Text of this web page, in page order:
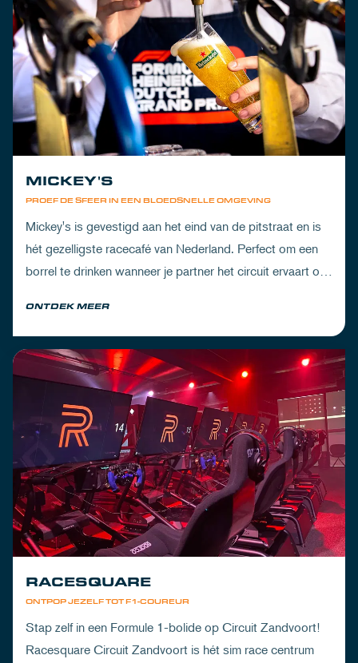
PROEF DE SFEER IN EEN BLOEDSNELLE OMGEVING
MICKEY'S
Mickey's is gevestigd aan het eind van de pitstraat en is
hét gezelligste racecafé van Nederland. Perfect om een
borrel te drinken wanneer je partner het circuit ervaart of
ONTDEK MEER
ONTPOP JEZELF TOT F1-COUREUR
RACESQUARE
Stap zelf in een Formule 1-bolide op Circuit Zandvoort!
Racesquare Circuit Zandvoort is hét sim race centrum